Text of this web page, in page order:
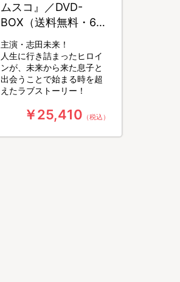
ムスコ』／DVD-
BOX（送料無料・6枚
組）
主演・志田未来！
人生に行き詰まったヒロイ
ンが、未来から来た息子と
出会うことで始まる時を超
えたラブストーリー！
￥25,410 （税込）